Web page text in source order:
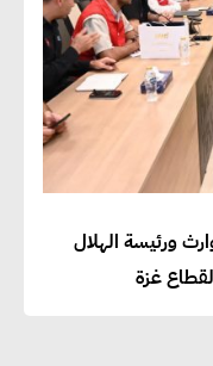
ورئيسة الهلال
لقطاع غزة